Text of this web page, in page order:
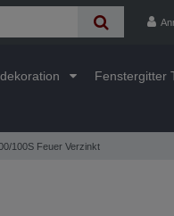
Fenstergitter
100S Feuer Verzinkt